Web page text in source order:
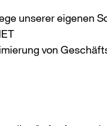
unserer eigenen
von